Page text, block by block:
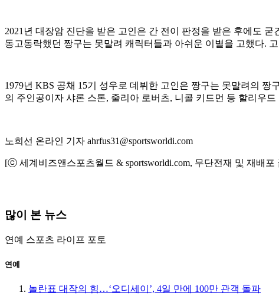
2021년 대장암 진단을 받은 고인은 간 전이 판정을 받은 후에도
동고동락했던 짱구는 못말려 캐릭터들과 아쉬운 이별을 고했다.
1979년 KBS 공채 15기 성우로 데뷔한 고인은 짱구는 못말려의
의 주인공이자 샤론 스톤, 줄리아 로버츠, 니콜 키드먼 등 할리우
노희선 온라인 기자 ahrfus31@sportsworldi.com
[ⓒ 세계비즈앤스포츠월드 & sportsworldi.com, 무단전재 및 재배포
많이 본 뉴스
연예 스포츠 라이프 포토
연예
놀란표 대작의 힘…‘오디세이’, 4일 만에 100만 관객 돌파